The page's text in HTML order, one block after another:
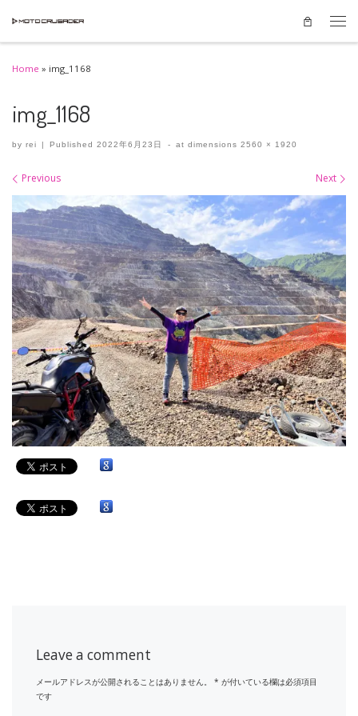
Skip to content
Home » img_1168
img_1168
by rei | Published2022年6月23日 - at dimensions 2560 × 1920
Images navigation
Previous Next
Leave a comment
メールアドレスが公開されることはありません。 * が付いている欄は必須項目
です